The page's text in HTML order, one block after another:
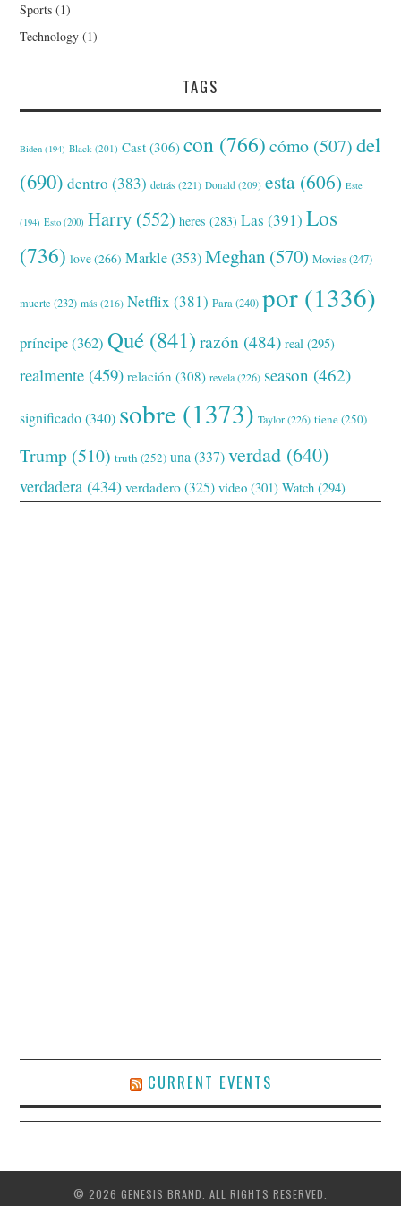
Sports (1)
Technology (1)
TAGS
Biden (194) Black (201) Cast (306) con (766) cómo (507) del
(690) dentro (383) detrás (221) Donald (209) esta (606) Este
(194) Esto (200) Harry (552) heres (283) Las (391) Los
(736) love(266) Markle(353) Meghan (570) Movies(247)
muerte (232) más (216) Netflix (381) Para(240) por (1336)
príncipe(362) Qué (841) razón (484) real (295)
realmente (459) relación (308) revela(226) season (462)
significado(340) sobre (1373) Taylor(226) tiene(250)
Trump (510) truth (252) una(337) verdad (640)
verdadera (434) verdadero (325) video (301) Watch (294)
CURRENT EVENTS
© 2026 GENESIS BRAND. ALL RIGHTS RESERVED.